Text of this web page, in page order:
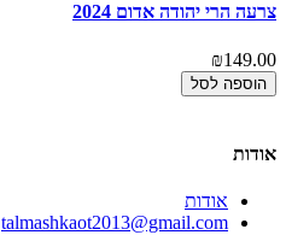
צרעה הרי יהודה אדום 2024
₪149.00
הוספה לסל
אודות
אודות
talmashkaot2013@gmail.com